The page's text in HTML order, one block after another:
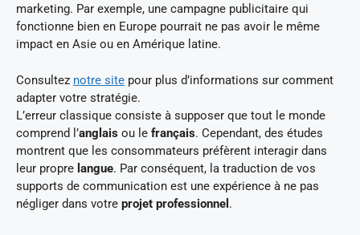
marketing. Par exemple, une campagne publicitaire qui
fonctionne bien en Europe pourrait ne pas avoir le même
impact en Asie ou en Amérique latine.
Consultez notre site pour plus d’informations sur comment
adapter votre stratégie.
L’erreur classique consiste à supposer que tout le monde
comprend l’anglais ou le français. Cependant, des études
montrent que les consommateurs préfèrent interagir dans
leur propre langue. Par conséquent, la traduction de vos
supports de communication est une expérience à ne pas
négliger dans votre projet professionnel .